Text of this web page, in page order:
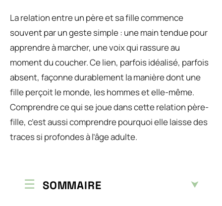
La relation entre un père et sa fille commence
souvent par un geste simple : une main tendue pour
apprendre à marcher, une voix qui rassure au
moment du coucher. Ce lien, parfois idéalisé, parfois
absent, façonne durablement la manière dont une
fille perçoit le monde, les hommes et elle-même.
Comprendre ce qui se joue dans cette relation père-
fille, c’est aussi comprendre pourquoi elle laisse des
traces si profondes à l’âge adulte.
SOMMAIRE